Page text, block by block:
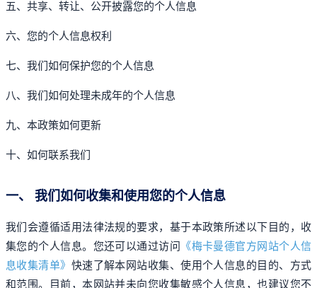
五、共享、转让、公开披露您的个人信息
六、您的个人信息权利
七、我们如何保护您的个人信息
八、我们如何处理未成年的个人信息
九、本政策如何更新
十、如何联系我们
一、 我们如何收集和使用您的个人信息
我们会遵循适用法律法规的要求，基于本政策所述以下目的，收
集您的个人信息。您还可以通过访问
《梅卡曼德官方网站个人信
息收集清单》 快速了解本网站收集、使用个人信息的目的、方式
和范围。目前，本网站并未向您收集敏感个人信息，也建议您不